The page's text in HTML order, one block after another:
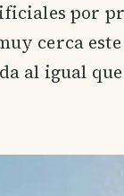
por
cerca
al igual